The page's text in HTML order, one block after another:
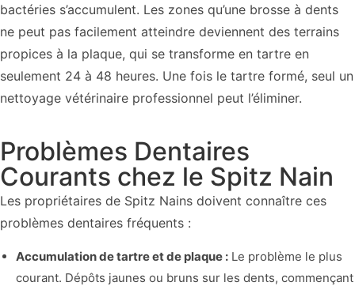
bactéries s’accumulent. Les zones qu’une brosse à dents
ne peut pas facilement atteindre deviennent des terrains
propices à la plaque, qui se transforme en tartre en
seulement 24 à 48 heures. Une fois le tartre formé, seul un
nettoyage vétérinaire professionnel peut l’éliminer.
Problèmes Dentaires
Courants chez le Spitz Nain
Les propriétaires de Spitz Nains doivent connaître ces
problèmes dentaires fréquents :
Accumulation de tartre et de plaque : Le problème le plus
courant. Dépôts jaunes ou bruns sur les dents, commençant